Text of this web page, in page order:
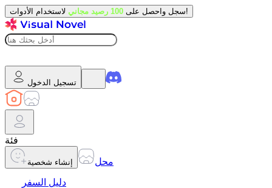
سجل واحصل على 100 رصيد مجاني لاستخدام الأدوات!
تسجيل الدخول
فئة
إنشاء شخصية
محل
دليل السفر